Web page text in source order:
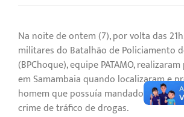
Na noite de ontem (7), por volta das
militares do Batalhão de Policiamento
(BPChoque), equipe PATAMO,
em Samambaia quando localizaram e
homem que possuía mandado de
crime de tráfico de drogas.